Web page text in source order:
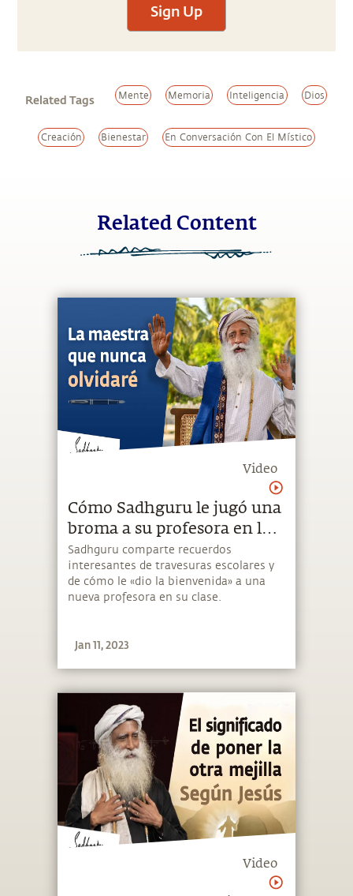
Sign Up
Related Tags Mente Memoria Inteligencia Dios
Creación Bienestar En Conversación Con El Místico
Related Content
Video
Cómo Sadhguru le jugó una
broma a su profesora en la
escuela | Sadhguru Español
Sadhguru comparte recuerdos
interesantes de travesuras escolares y
de cómo le «dio la bienvenida» a una
nueva profesora en su clase.
Jan 11, 2023
Video